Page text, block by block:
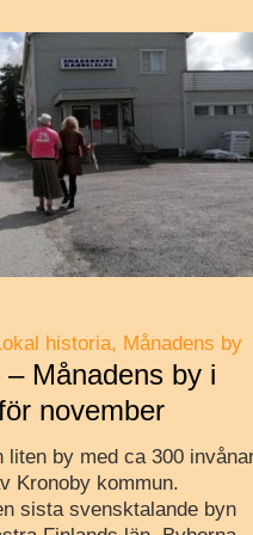
historia Månadens by
Månadens by i
november
liten by med ca 300
Kronoby kommun.
sista svensktalande byn